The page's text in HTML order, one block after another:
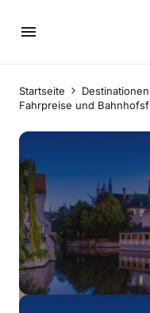
Startseite Destinationen
Fahrpreise und